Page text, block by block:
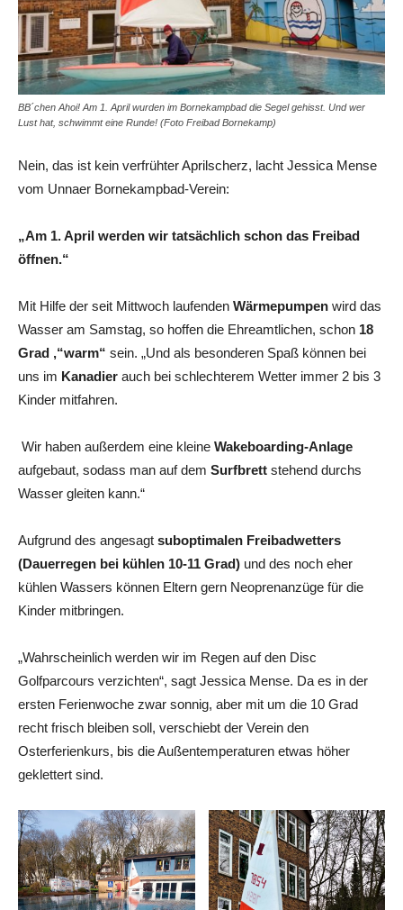
BB´chen Ahoi! Am 1. April wurden im Bornekampbad die Segel gehisst. Und wer
Lust hat, schwimmt eine Runde! (Foto Freibad Bornekamp)
Nein, das ist kein verfrühter Aprilscherz, lacht Jessica Mense
vom Unnaer Bornekampbad-Verein:
„Am 1. April werden wir tatsächlich schon das Freibad
öffnen.“
Mit Hilfe der seit Mittwoch laufenden Wärmepumpen wird das
Wasser am Samstag, so hoffen die Ehreamtlichen, schon 18
Grad ‚“warm“ sein. „Und als besonderen Spaß können bei
uns im Kanadier auch bei schlechterem Wetter immer 2 bis 3
Kinder mitfahren.
Wir haben außerdem eine kleine Wakeboarding-Anlage
aufgebaut, sodass man auf dem Surfbrett stehend durchs
Wasser gleiten kann.“
Aufgrund des angesagt suboptimalen Freibadwetters
(Dauerregen bei kühlen 10-11 Grad) und des noch eher
kühlen Wassers können Eltern gern Neoprenanzüge für die
Kinder mitbringen.
„Wahrscheinlich werden wir im Regen auf den Disc
Golfparcours verzichten“, sagt Jessica Mense. Da es in der
ersten Ferienwoche zwar sonnig, aber mit um die 10 Grad
recht frisch bleiben soll, verschiebt der Verein den
Osterferienkurs, bis die Außentemperaturen etwas höher
geklettert sind.